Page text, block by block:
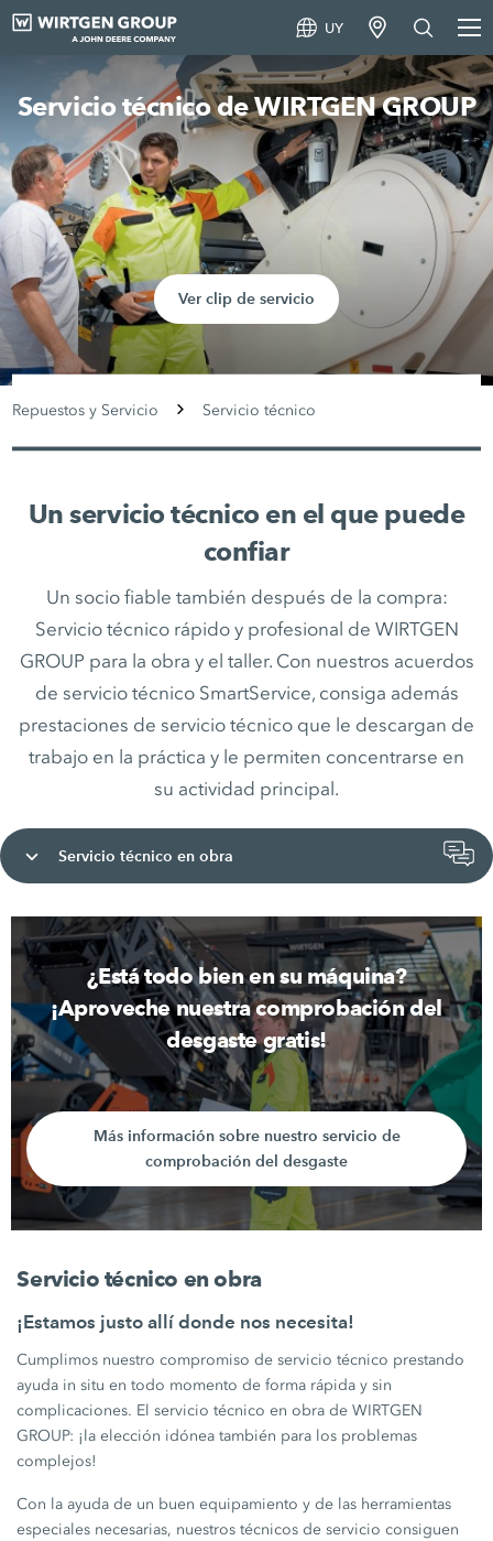
UY
Servicio técnico de WIRTGEN GROUP
Ver clip de servicio
Repuestos y Servicio Servicio técnico
Un servicio técnico en el que puede
confiar
Un socio fiable también después de la compra:
Servicio técnico rápido y profesional de WIRTGEN
GROUP para la obra y el taller. Con nuestros acuerdos
de servicio técnico SmartService, consiga además
prestaciones de servicio técnico que le descargan de
trabajo en la práctica y le permiten concentrarse en
su actividad principal.
Servicio técnico en obra
¿Está todo bien en su máquina?
¡Aproveche nuestra comprobación del
desgaste gratis!
Más información sobre nuestro servicio de
comprobación del desgaste
Servicio técnico en obra
¡Estamos justo allí donde nos necesita!
Cumplimos nuestro compromiso de servicio técnico prestando
ayuda in situ en todo momento de forma rápida y sin
complicaciones. El servicio técnico en obra de WIRTGEN
GROUP: ¡la elección idónea también para los problemas
complejos!
Con la ayuda de un buen equipamiento y de las herramientas
especiales necesarias, nuestros técnicos de servicio consiguen